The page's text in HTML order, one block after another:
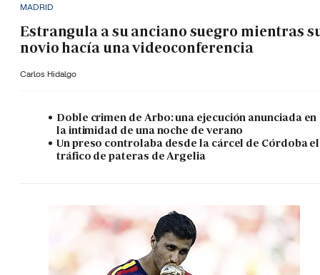
MADRID
Estrangula a su anciano suegro mientras
novio hacía una videoconferencia
Carlos Hidalgo
Doble crimen de Arbo: una ejecución anunciada en
la intimidad de una noche de verano
Un preso controlaba desde la cárcel de Córdoba el
tráfico de pateras de Argelia